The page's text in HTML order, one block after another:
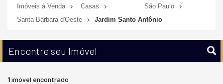
Imóveis à Venda Casas
São Paulo
Santa Bárbara d'Oeste
Jardim Santo Antônio
Encontre seu Imóvel
1imóvel encontrado